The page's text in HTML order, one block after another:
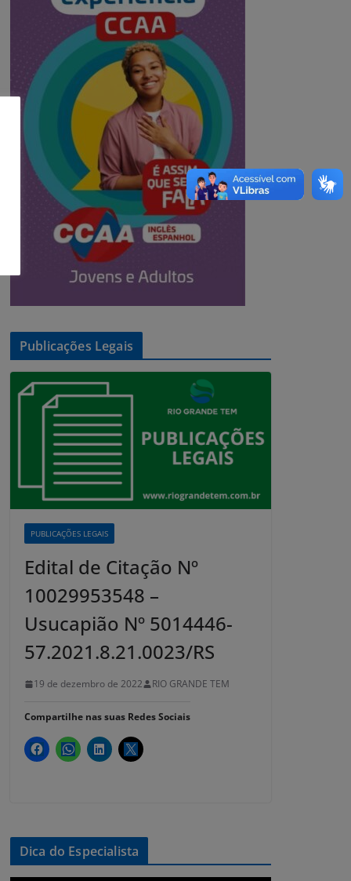
Publicações Legais
PUBLICAÇÕES LEGAIS
Edital de Citação Nº
10029953548 –
Usucapião Nº 5014446-
57.2021.8.21.0023/RS
19 de dezembro de 2022 RIO GRANDE TEM
Compartilhe nas suas Redes Sociais
Dica do Especialista